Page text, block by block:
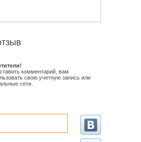
комментарий, вам
свою учетную запись или
сети.